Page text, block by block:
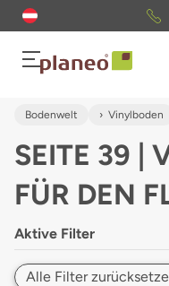
Bodenwelt Vinylboden
SEITE 39 |
FÜR DEN
Aktive Filter
Alle Filter